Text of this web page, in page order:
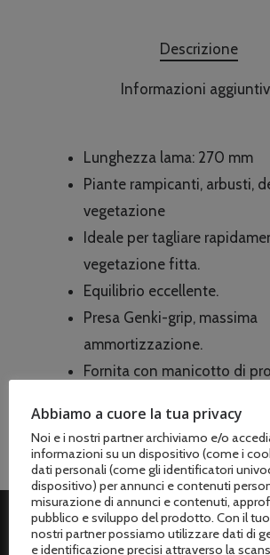
Descrizione
Informazioni
Lunghezza lama: 270 mm
Piante rampicanti, arbusti,
vegetazione
Ideale per tagliare
vegetazione fitta.
Equilibrio eccellente.
Presa Genki-grip, massima
ammortizzazione.
Fornita con manicotto di
ASSISTENZA CLIENTI
Abbiamo a cuore la tua privacy
Noi e i nostri partner archiviamo e/o
informazioni su un dispositivo (come i
dati personali (come gli identificatori
dispositivo) per annunci e contenuti
misurazione di annunci e contenuti,
pubblico e sviluppo del prodotto. Con il
nostri partner possiamo utilizzare dati di
e identificazione precisi attraverso la